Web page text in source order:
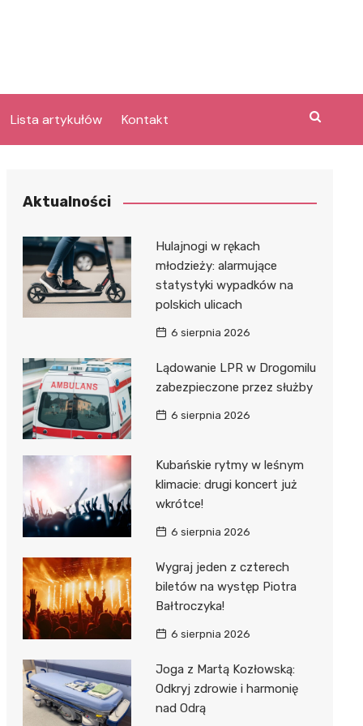
ulgi
Lista artykułów Kontakt
Aktualności
Hulajnogi w rękach
młodzieży: alarmujące
statystyki wypadków na
polskich ulicach
6 sierpnia 2026
Lądowanie LPR w Drogomilu
zabezpieczone przez służby
6 sierpnia 2026
Kubańskie rytmy w leśnym
klimacie: drugi koncert już
wkrótce!
6 sierpnia 2026
Wygraj jeden z czterech
biletów na występ Piotra
Bałtroczyka!
6 sierpnia 2026
Joga z Martą Kozłowską:
Odkryj zdrowie i harmonię
nad Odrą